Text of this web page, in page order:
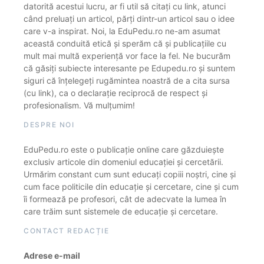
datorită acestui lucru, ar fi util să citați cu link, atunci
când preluați un articol, părți dintr-un articol sau o idee
care v-a inspirat. Noi, la EduPedu.ro ne-am asumat
această conduită etică și sperăm că și publicațiile cu
mult mai multă experiență vor face la fel. Ne bucurăm
că găsiți subiecte interesante pe Edupedu.ro și suntem
siguri că înțelegeți rugămintea noastră de a cita sursa
(cu link), ca o declarație reciprocă de respect și
profesionalism. Vă mulțumim!
DESPRE NOI
EduPedu.ro este o publicație online care găzduiește
exclusiv articole din domeniul educației și cercetării.
Urmărim constant cum sunt educați copiii noștri, cine și
cum face politicile din educație și cercetare, cine și cum
îi formează pe profesori, cât de adecvate la lumea în
care trăim sunt sistemele de educație și cercetare.
CONTACT REDACȚIE
Adrese e-mail